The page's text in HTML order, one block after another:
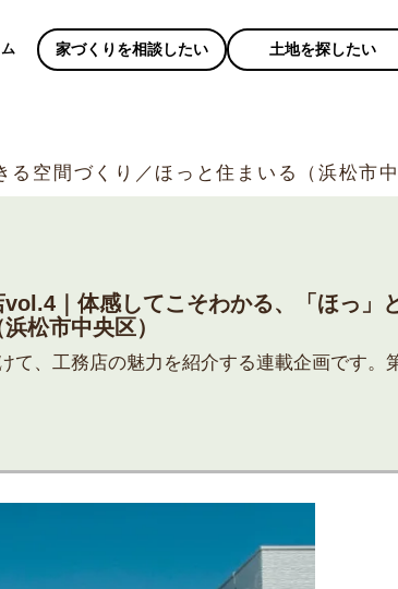
家づくりを相談したい 土地を探したい
空間づくり／ほっと住まいる（浜松市中
｜体感してこそわかる、「ほっ」
松市中央区）
て、工務店の魅力を紹介する連載企画です。